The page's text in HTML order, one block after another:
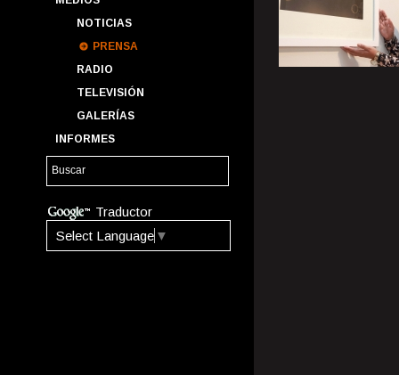
NOTICIAS
PRENSA
RADIO
TELEVISIÓN
GALERÍAS
INFORMES
Traductor
Select Language ▼